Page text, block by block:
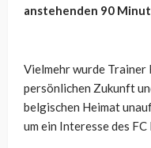
anstehenden 90
Vielmehr wurde Trainer
persönlichen Zukunft
belgischen Heimat
um ein Interesse des